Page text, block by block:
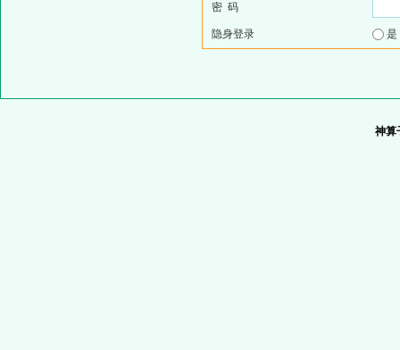
密 码
隐身登录
神算